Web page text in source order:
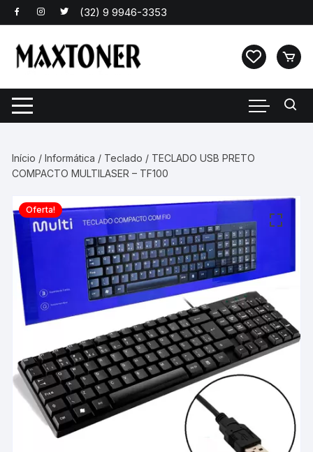
Pular
para
conteúdo
Início /Informática / Teclado / TECLADO USB PRETO
COMPACTO MULTILASER – TF100
Oferta!